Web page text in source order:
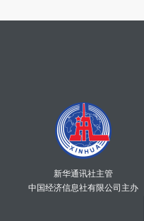
新华通讯社主管
中国经济信息社有限公司主办